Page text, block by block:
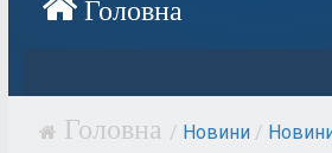
/ Новини /